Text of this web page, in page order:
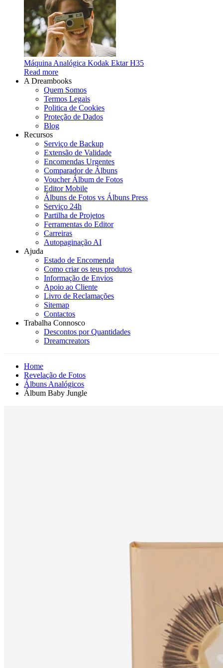
Máquina Analógica Kodak Ektar H35
Read more
A Dreambooks
Quem Somos
Termos Legais
Politica de Cookies
Proteção de Dados
Blog
Recursos
Serviço de Backup
Extensão de Validade
Encomendas Urgentes
Comparador de Álbuns
Voucher Álbum de Fotos
Editor Mobile
Álbuns de Fotos vs Álbuns Press
Serviço 24h
Partilha de Projetos
Ferramentas do Editor
Carreiras
Autopaginação AI
Ajuda
Estado de Encomenda
Como criar os teus produtos
Informação de Envios
Apoio ao Cliente
Livro de Reclamações
Sitemap
Contactos
Trabalha Connosco
Descontos por Quantidades
Dreamcreators
Home
Revelação de Fotos
Álbuns Analógicos
Álbum Baby Jungle